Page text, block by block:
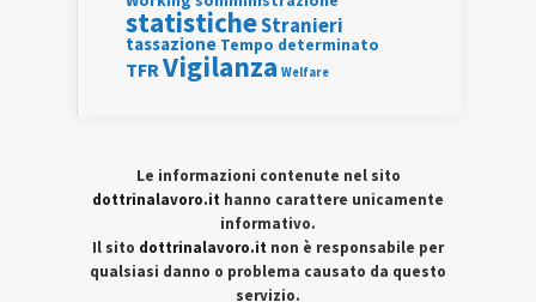
statisticheStranieri
tassazione Tempo determinato
TFRVigilanza Welfare
Le informazioni contenute nel sito
dottrinalavoro.it hanno carattere unicamente
informativo.
Il sito dottrinalavoro.it non è responsabile per
qualsiasi danno o problema causato da questo
servizio.